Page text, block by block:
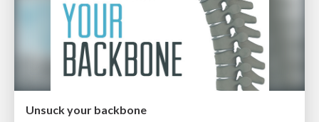
Unsuck your backbone